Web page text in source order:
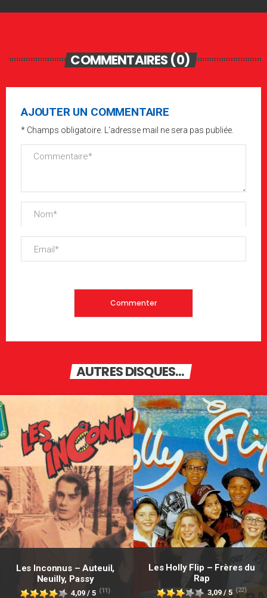
COMMENTAIRES (0)
AJOUTER UN COMMENTAIRE
* Champs obligatoire. L'adresse mail ne sera pas publiée.
AUTRES DISQUES...
Les Inconnus – Auteuil,
Neuilly, Passy
4,09 / 5 (11)
Les Holly Flip – Frères du
Rap
3,09 / 5 (22)